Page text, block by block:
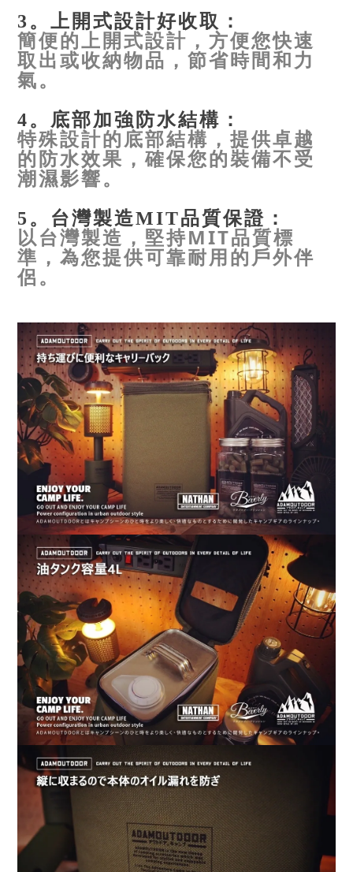
3。上開式設計好收取：
簡便的上開式設計，方便您快速
取出或收納物品，節省時間和力
氣。
4。底部加強防水結構：
特殊設計的底部結構，提供卓越
的防水效果，確保您的裝備不受
潮濕影響。
5。台灣製造MIT品質保證：
以台灣製造，堅持MIT品質標
準，為您提供可靠耐用的戶外伴
侶。